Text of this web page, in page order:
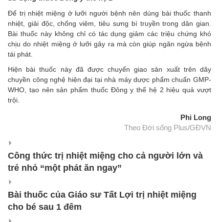
Để trị nhiệt miệng ở lưỡi người bệnh nên dùng bài thuốc thanh
nhiệt, giải độc, chống viêm, tiêu sưng bí truyền trong dân gian.
Bài thuốc này không chỉ có tác dụng giảm các triệu chứng khó
chịu do nhiệt miệng ở lưỡi gây ra mà còn giúp ngăn ngừa bệnh
tái phát.
Hiện bài thuốc này đã được chuyển giao sản xuất trên dây
chuyền công nghệ hiện đại tại nhà máy dược phẩm chuẩn GMP-
WHO, tạo nên sản phẩm thuốc Đông y thế hệ 2 hiệu quả vượt
trội.
Phi Long
Theo Đời sống Plus/GĐVN
Công thức trị nhiệt miệng cho cả người lớn và
trẻ nhỏ “một phát ăn ngay”
Bài thuốc của Giáo sư Tất Lợi trị nhiệt miệng
cho bé sau 1 đêm